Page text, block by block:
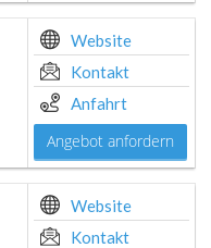
Website
Kontakt
Anfahrt
Angebot anfordern
Website
Kontakt